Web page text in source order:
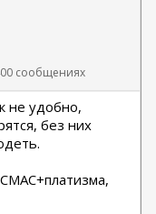
сообщениях
не удобно,
без них